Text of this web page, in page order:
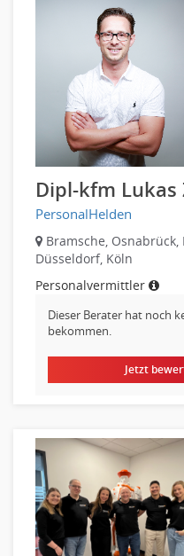
Banken,
Firmenkundengeschäft
Investment-Banking
Kreditanalyse
Banken,
Teamleitung
Mergers & Acquisitions
Privatkundengeschäft
Mathematik, Produkt,
Versicherung:
Zahlungsverkehr
Ausbilder
Berufsschule
Erwachsenenbildung
Erzieher
Kindergarten, KiTa,
Universität, Fachhochschule
Unterricht: Grundschule
Unterricht: Sekundarstufe
Architektur
Fotografie, Video
Dipl-kfm Lukas
PersonalHelden
Bramsche,
Düsseldorf, Köln
Personalvermittler
Dieser Berater hat noch
bekommen.
Jetzt